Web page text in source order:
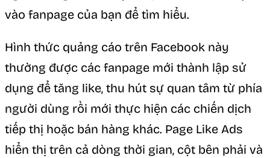
vào fanpage của bạn để tìm hiểu.
Hình thức quảng cáo trên Facebook này
thường được các fanpage mới thành lập sử
dụng để tăng like, thu hút sự quan tâm từ phía
người dùng rồi mới thực hiện các chiến dịch
tiếp thị hoặc bán hàng khác. Page Like Ads
hiển thị trên cả dòng thời gian, cột bên phải và